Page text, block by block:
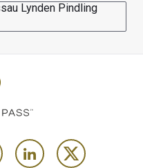
Lynden Pindling